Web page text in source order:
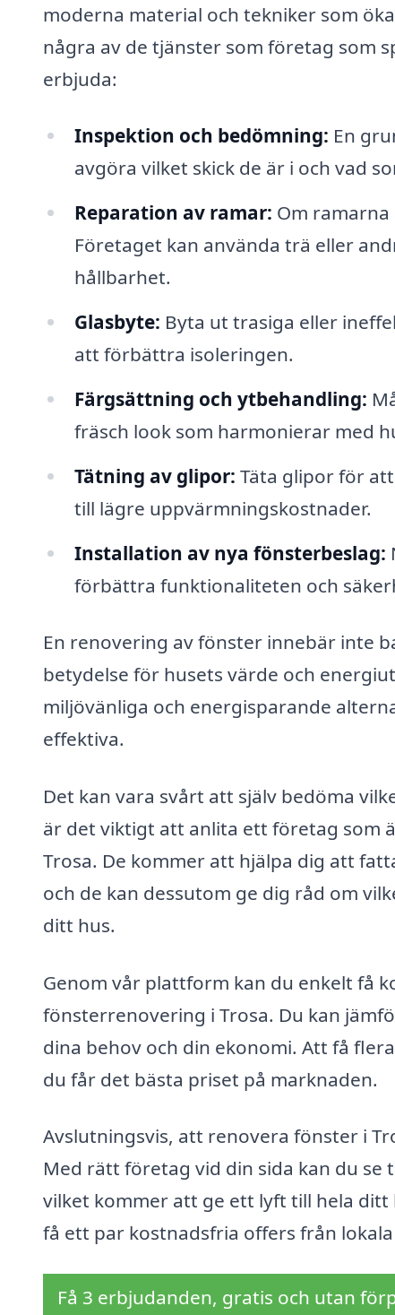
moderna material och tekniker som
några av de tjänster som företag som
erbjuda:
Inspektion och bedömning: En
avgöra vilket skick de är i och vad
Reparation av ramar: Om
Företaget kan använda trä eller
hållbarhet.
Glasbyte: Byta ut trasiga eller
att förbättra isoleringen.
Färgsättning och ytbehandling:
fräsch look som harmonierar med
Tätning av glipor: Täta glipor för
till lägre uppvärmningskostnader.
Installation av nya fönsterbeslag:
förbättra funktionaliteten och
En renovering av fönster innebär inte
betydelse för husets värde och
miljövänliga och energisparande
effektiva.
Det kan vara svårt att själv bedöma
är det viktigt att anlita ett företag som
Trosa. De kommer att hjälpa dig att
och de kan dessutom ge dig råd om
ditt hus.
Genom vår plattform kan du enkelt få
fönsterrenovering i Trosa. Du kan
dina behov och din ekonomi. Att få
du får det bästa priset på marknaden.
Avslutningsvis, att renovera fönster i
Med rätt företag vid din sida kan du
vilket kommer att ge ett lyft till hela
få ett par kostnadsfria offers från
Få 3 erbjudanden, gratis och utan